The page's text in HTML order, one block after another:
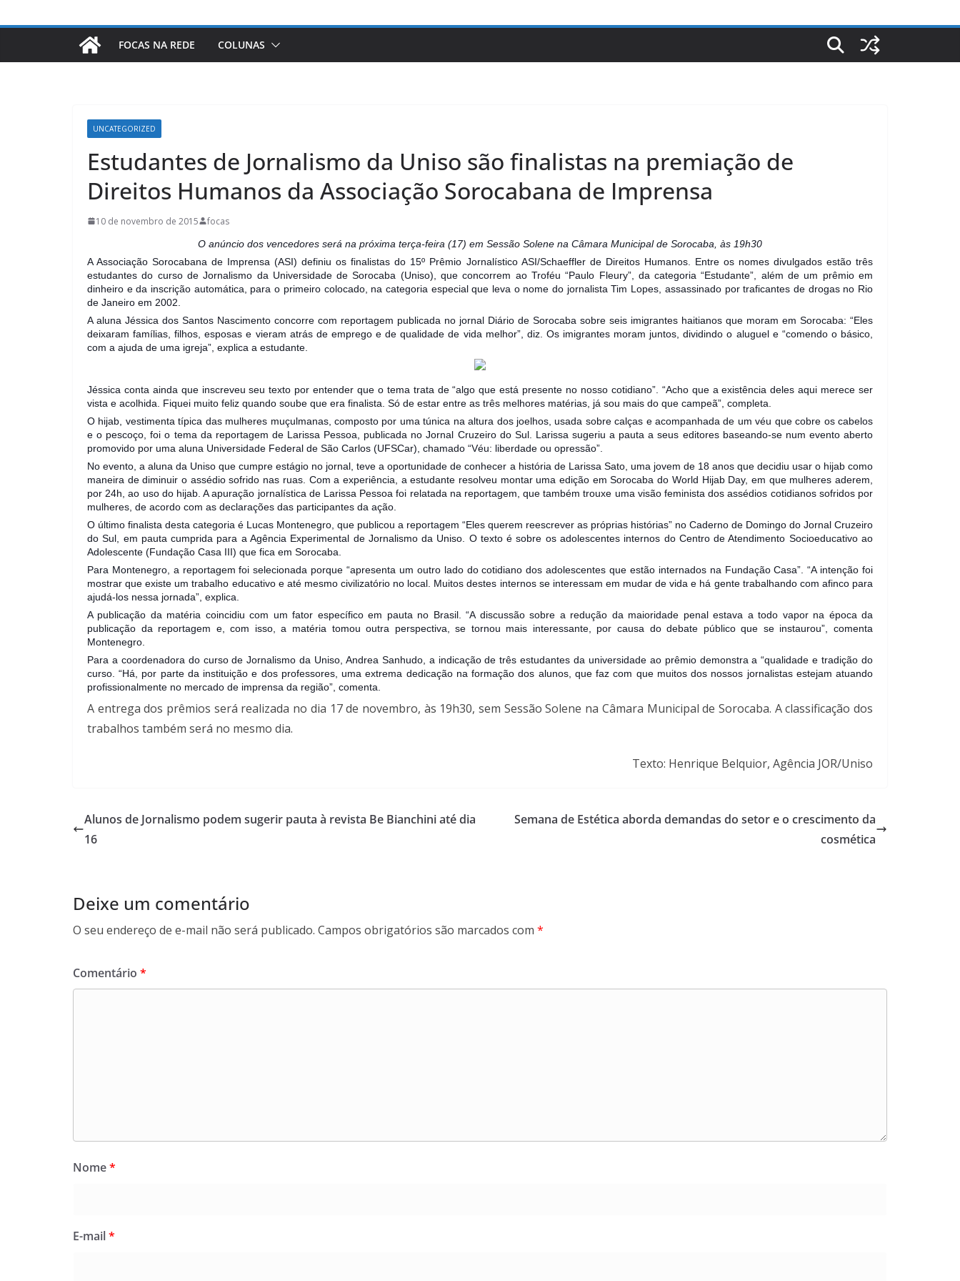
FOCAS NA REDE COLUNAS
UNCATEGORIZED
Estudantes de Jornalismo da Uniso são finalistas na premiação de
Direitos Humanos da Associação Sorocabana de Imprensa
10 de novembro de 2015 focas
O anúncio dos vencedores será na próxima terça-feira (17) em Sessão Solene na Câmara Municipal de Sorocaba, às 19h30
A Associação Sorocabana de Imprensa (ASI) definiu os finalistas do 15º Prêmio Jornalístico ASI/Schaeffler de Direitos Humanos. Entre os nomes divulgados estão três
estudantes do curso de Jornalismo da Universidade de Sorocaba (Uniso), que concorrem ao Troféu “Paulo Fleury”, da categoria “Estudante”, além de um prêmio em
dinheiro e da inscrição automática, para o primeiro colocado, na categoria especial que leva o nome do jornalista Tim Lopes, assassinado por traficantes de drogas no Rio
de Janeiro em 2002.
A aluna Jéssica dos Santos Nascimento concorre com reportagem publicada no jornal Diário de Sorocaba sobre seis imigrantes haitianos que moram em Sorocaba: “Eles
deixaram famílias, filhos, esposas e vieram atrás de emprego e de qualidade de vida melhor”, diz. Os imigrantes moram juntos, dividindo o aluguel e “comendo o básico,
com a ajuda de uma igreja”, explica a estudante.
Jéssica conta ainda que inscreveu seu texto por entender que o tema trata de “algo que está presente no nosso cotidiano”. “Acho que a existência deles aqui merece ser
vista e acolhida. Fiquei muito feliz quando soube que era finalista. Só de estar entre as três melhores matérias, já sou mais do que campeã”, completa.
O hijab, vestimenta típica das mulheres muçulmanas, composto por uma túnica na altura dos joelhos, usada sobre calças e acompanhada de um véu que cobre os cabelos
e o pescoço, foi o tema da reportagem de Larissa Pessoa, publicada no Jornal Cruzeiro do Sul. Larissa sugeriu a pauta a seus editores baseando-se num evento aberto
promovido por uma aluna Universidade Federal de São Carlos (UFSCar), chamado “Véu: liberdade ou opressão”.
No evento, a aluna da Uniso que cumpre estágio no jornal, teve a oportunidade de conhecer a história de Larissa Sato, uma jovem de 18 anos que decidiu usar o hijab como
maneira de diminuir o assédio sofrido nas ruas. Com a experiência, a estudante resolveu montar uma edição em Sorocaba do World Hijab Day, em que mulheres aderem,
por 24h, ao uso do hijab. A apuração jornalística de Larissa Pessoa foi relatada na reportagem, que também trouxe uma visão feminista dos assédios cotidianos sofridos por
mulheres, de acordo com as declarações das participantes da ação.
O último finalista desta categoria é Lucas Montenegro, que publicou a reportagem “Eles querem reescrever as próprias histórias” no Caderno de Domingo do Jornal Cruzeiro
do Sul, em pauta cumprida para a Agência Experimental de Jornalismo da Uniso. O texto é sobre os adolescentes internos do Centro de Atendimento Socioeducativo ao
Adolescente (Fundação Casa III) que fica em Sorocaba.
Para Montenegro, a reportagem foi selecionada porque “apresenta um outro lado do cotidiano dos adolescentes que estão internados na Fundação Casa”. “A intenção foi
mostrar que existe um trabalho educativo e até mesmo civilizatório no local. Muitos destes internos se interessam em mudar de vida e há gente trabalhando com afinco para
ajudá-los nessa jornada”, explica.
A publicação da matéria coincidiu com um fator específico em pauta no Brasil. “A discussão sobre a redução da maioridade penal estava a todo vapor na época da
publicação da reportagem e, com isso, a matéria tomou outra perspectiva, se tornou mais interessante, por causa do debate público que se instaurou”, comenta
Montenegro.
Para a coordenadora do curso de Jornalismo da Uniso, Andrea Sanhudo, a indicação de três estudantes da universidade ao prêmio demonstra a “qualidade e tradição do
curso. “Há, por parte da instituição e dos professores, uma extrema dedicação na formação dos alunos, que faz com que muitos dos nossos jornalistas estejam atuando
profissionalmente no mercado de imprensa da região”, comenta.
A entrega dos prêmios será realizada no dia 17 de novembro, às 19h30, sem Sessão Solene na Câmara Municipal de Sorocaba. A classificação dos
trabalhos também será no mesmo dia.
Texto: Henrique Belquior, Agência JOR/Uniso
Alunos de Jornalismo podem sugerir pauta à revista Be Bianchini até dia
16
Semana de Estética aborda demandas do setor e o crescimento da
cosmética
Deixe um comentário
O seu endereço de e-mail não será publicado. Campos obrigatórios são marcados com *
Comentário *
Nome*
E-mail*